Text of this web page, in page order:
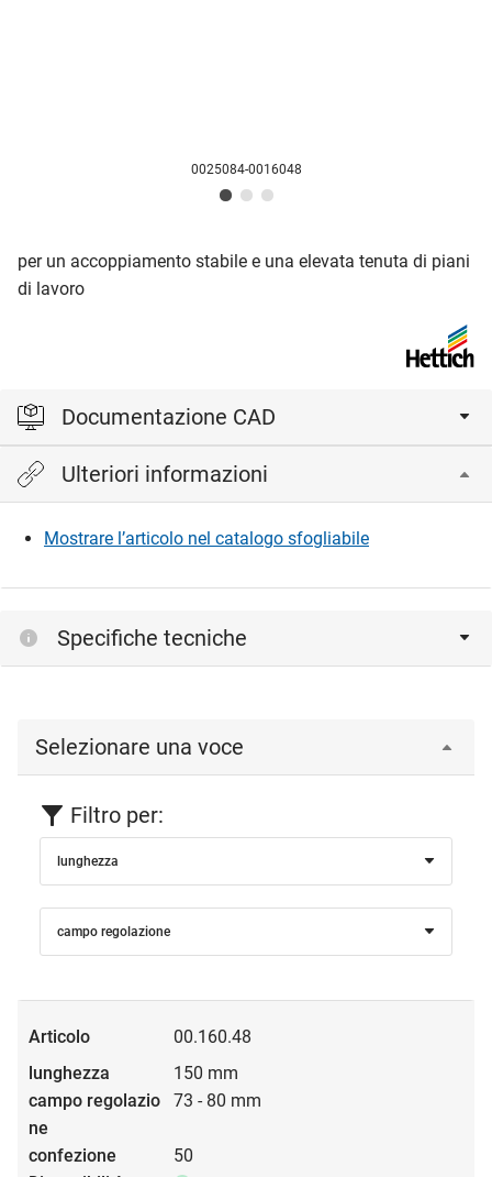
0025084-0016048
per un accoppiamento stabile e una elevata tenuta di piani
di lavoro
Documentazione CAD
Accedi per visualizzare e scaricare i file CAD.
Ulteriori informazioni
Mostrare l’articolo nel catalogo sfogliabile
Specifiche tecniche
Selezionare una voce
Filtro per:
lunghezza
campo regolazione
00.160.48
150 mm
73 - 80 mm
50